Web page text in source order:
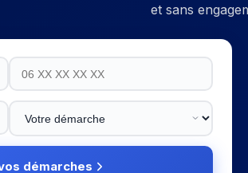
et sans
démarches